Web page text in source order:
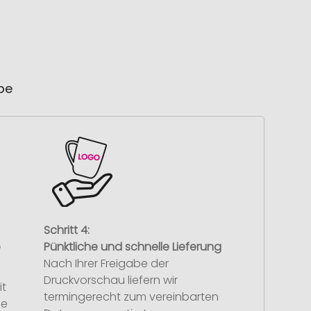
Schritt 4:
Pünktliche und schnelle Lieferung
Nach Ihrer Freigabe der
Druckvorschau liefern wir
termingerecht zum vereinbarten